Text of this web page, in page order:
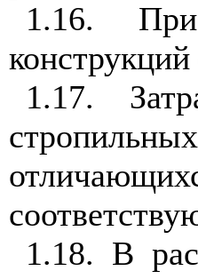
1.16.
1.17.
1.18. В